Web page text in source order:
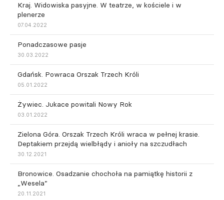
Kraj. Widowiska pasyjne. W teatrze, w kościele i w
plenerze
07.04.2022
Ponadczasowe pasje
30.03.2022
Gdańsk. Powraca Orszak Trzech Króli
05.01.2022
Żywiec. Jukace powitali Nowy Rok
03.01.2022
Zielona Góra. Orszak Trzech Króli wraca w pełnej krasie.
Deptakiem przejdą wielbłądy i anioły na szczudłach
30.12.2021
Bronowice. Osadzanie chochoła na pamiątkę historii z
„Wesela”
20.11.2021